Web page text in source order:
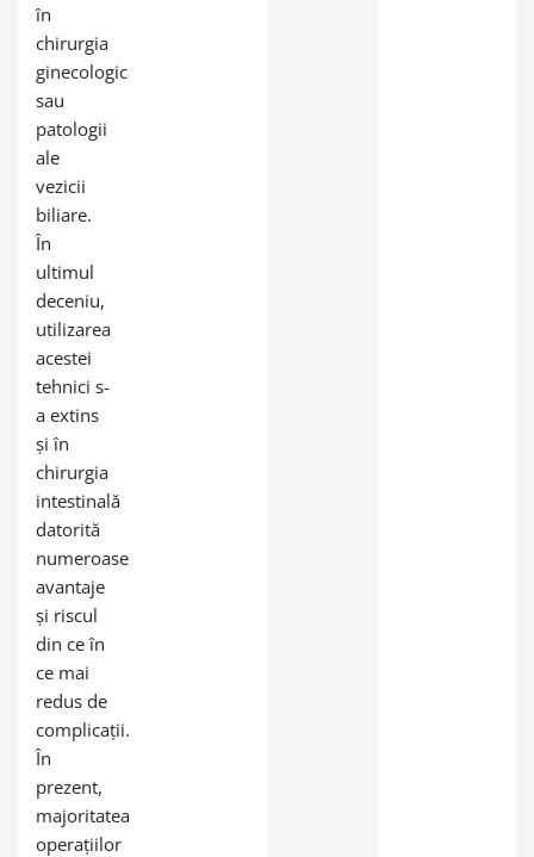
în
chirurgia
ginecologică
sau
patologii
ale
vezicii
biliare.
În
ultimul
deceniu,
utilizarea
acestei
tehnici s-
a extins
și în
chirurgia
intestinală
datorită
numeroaselor
avantaje
și riscul
din ce în
ce mai
redus de
complicații.
În
prezent,
majoritatea
operațiilor